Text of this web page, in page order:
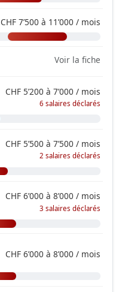
CHF 7’500 à 11’000 / mois
Voir la fiche
CHF 5’200 à 7’000 / mois
6 salaires déclarés
CHF 5’500 à 7’500 / mois
2 salaires déclarés
CHF 6’000 à 8’000 / mois
3 salaires déclarés
CHF 6’000 à 8’000 / mois